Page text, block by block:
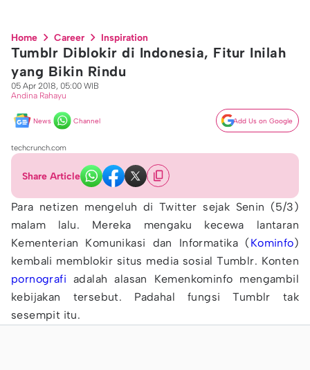
Home Career Inspiration
Tumblr Diblokir di Indonesia, Fitur Inilah
yang Bikin Rindu
05 Apr 2018, 05:00 WIB
Andina Rahayu
News Channel Add Us on Google
techcrunch.com
Share Article
Para netizen mengeluh di Twitter sejak Senin (5/3)
malam lalu. Mereka mengaku kecewa lantaran
Kementerian Komunikasi dan Informatika (Kominfo)
kembali memblokir situs media sosial Tumblr. Konten
pornografi adalah alasan Kemenkominfo mengambil
kebijakan tersebut. Padahal fungsi Tumblr tak
sesempit itu.